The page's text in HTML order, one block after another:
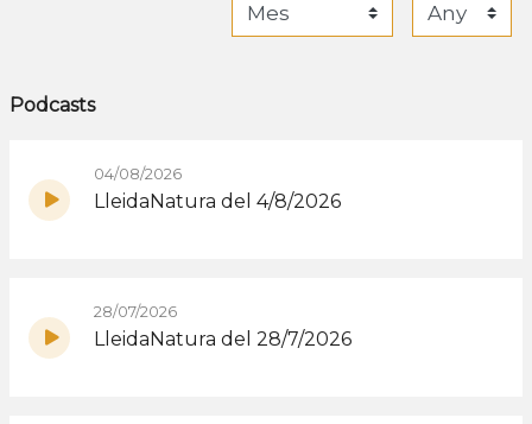
Podcasts
04/08/2026
LleidaNatura del 4/8/2026
28/07/2026
LleidaNatura del 28/7/2026